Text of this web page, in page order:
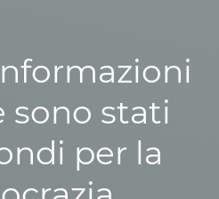
sono stati
per la